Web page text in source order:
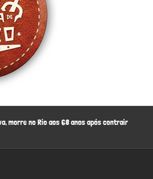
morre no Rio aos 68 anos após contrair